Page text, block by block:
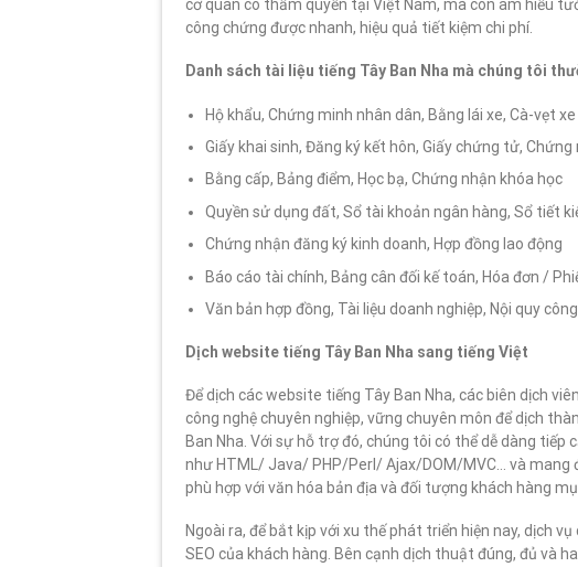
cơ quan có thẩm quyền tại Việt Nam, mà còn am hiểu
công chứng được nhanh, hiệu quả tiết kiệm chi phí.
Danh sách tài liệu tiếng Tây Ban Nha mà chúng tôi
Hộ khẩu, Chứng minh nhân dân, Bằng lái xe, Cà-vẹt xe
Giấy khai sinh, Đăng ký kết hôn, Giấy chứng tử,
Bằng cấp, Bảng điểm, Học bạ, Chứng nhận khóa học
Quyền sử dụng đất, Sổ tài khoản ngân hàng, Sổ tiết
Chứng nhận đăng ký kinh doanh, Hợp đồng lao động
Báo cáo tài chính, Bảng cân đối kế toán, Hóa đơn /
Văn bản hợp đồng, Tài liệu doanh nghiệp, Nội quy
Dịch website tiếng Tây Ban Nha sang tiếng Việt
Để dịch các website tiếng Tây Ban Nha, các biên dịch
công nghệ chuyên nghiệp, vững chuyên môn để dịch
Ban Nha. Với sự hỗ trợ đó, chúng tôi có thể dễ dàng
như HTML/ Java/ PHP/Perl/ Ajax/DOM/MVC… và mang
phù hợp với văn hóa bản địa và đối tượng khách hàng
Ngoài ra, để bắt kịp với xu thế phát triển hiện nay, dịch
SEO của khách hàng. Bên cạnh dịch thuật đúng, đủ và